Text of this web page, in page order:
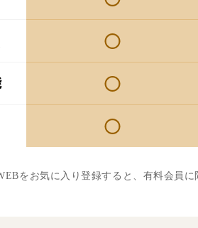
をお気に入り登録すると、有料会員